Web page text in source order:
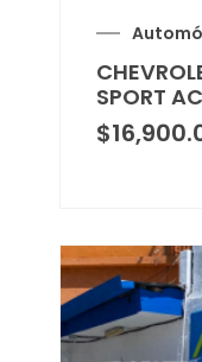
SPORT
$